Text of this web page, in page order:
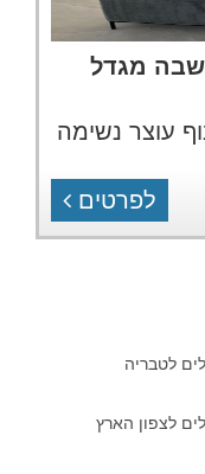
מגדל
עוצר נשימה
לפרטים
לטבריה
לצפון הארץ